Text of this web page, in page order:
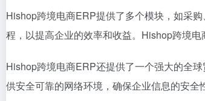
Hishop跨境电商ERP提供了多个模块，如采
程，以提高企业的效率和收益。Hishop跨境
Hishop跨境电商ERP还提供了一个强大的全
供安全可靠的网络环境，确保企业信息的安全